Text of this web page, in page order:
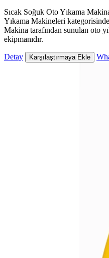
Sıcak Soğuk Oto Yıkama
Yıkama Makineleri
Makina tarafından sunulan oto
ekipmanıdır.
Detay Karşılaştırmaya Ekle